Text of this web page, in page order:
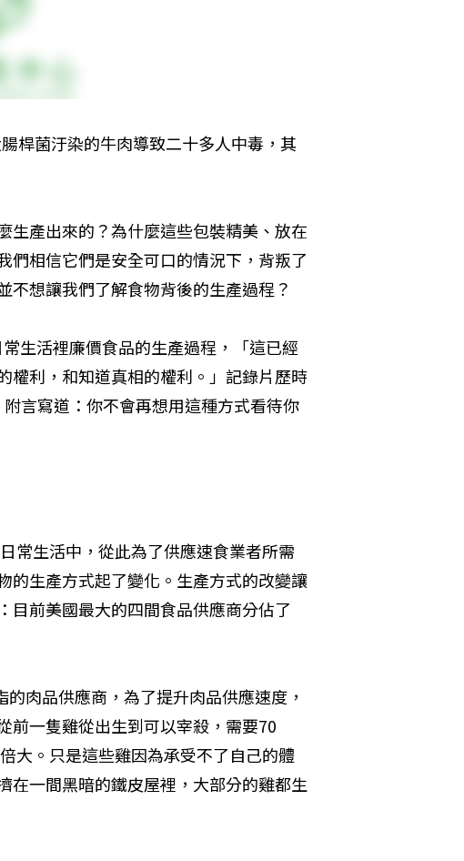
桿菌汙染的牛肉導致二十多人中毒，其
生產出來的？為什麼這些包裝精美、放在
們相信它們是安全可口的情況下，背叛了
想讓我們了解食物背後的生產過程？
生活裡廉價食品的生產過程，「這已經
權利，和知道真相的權利。」記錄片歷時
言寫道：你不會再想用這種方式看待你
常生活中，從此為了供應速食業者所需
的生產方式起了變化。生產方式的改變讓
目前美國最大的四間食品供應商分佔了
肉品供應商，為了提升肉品供應速度，
前一隻雞從出生到可以宰殺，需要70
大。只是這些雞因為承受不了自己的體
在一間黑暗的鐵皮屋裡，大部分的雞都生